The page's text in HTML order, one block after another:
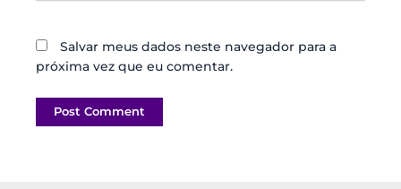
Salvar meus dados neste navegador para a
próxima vez que eu comentar.